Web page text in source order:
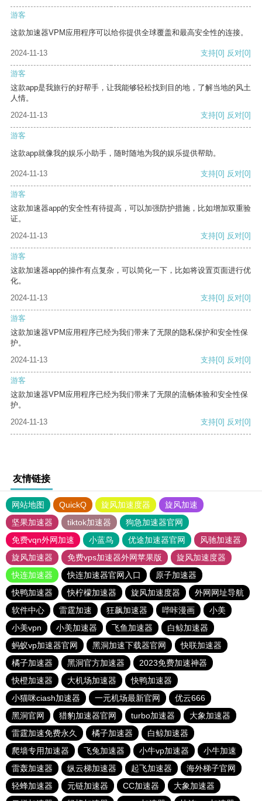
游客
这款加速器VPM应用程序可以给你提供全球覆盖和最高安全性的连接。
2024-11-13 支持[0] 反对[0]
游客
这款app是我旅行的好帮手，让我能够轻松找到目的地，了解当地的风土
人情。
2024-11-13
支持[0] 反对[0]
游客
这款app就像我的娱乐小助手，随时随地为我的娱乐提供帮助。
2024-11-13 支持[0] 反对[0]
游客
这款加速器app的安全性有待提高，可以加强防护措施，比如增加双重验
证。
2024-11-13
支持[0] 反对[0]
游客
这款加速器app的操作有点复杂，可以简化一下，比如将设置页面进行优
化。
2024-11-13
支持[0] 反对[0]
游客
这款加速器VPM应用程序已经为我们带来了无限的隐私保护和安全性保
护。
2024-11-13
支持[0] 反对[0]
游客
这款加速器VPM应用程序已经为我们带来了无限的流畅体验和安全性保
护。
2024-11-13
支持[0] 反对[0]
友情链接
网站地图 QuickQ 旋风加速度器
旋风加速
坚果加速器
tiktok加速器
狗急加速器官网
免费vqn外网加速
小蓝鸟 优途加速器官网
风驰加速器
旋风加速器
免费vps加速器外网苹果版
旋风加速度器
快连加速器
快连加速器官网入口
原子加速器
快鸭加速器
快柠檬加速器 旋风加速度器
外网网址导航
软件中心
雷霆加速 狂飙加速器 哔咔漫画
小美
小美vpn
小美加速器 飞鱼加速器
白鲸加速器
蚂蚁vp加速器官网
黑洞加速下载器官网
快联加速器
橘子加速器
黑洞官方加速器
2023免费加速神器
快橙加速器
大机场加速器
快鸭加速器
小猫咪ciash加速器
一元机场最新官网
优云666
黑洞官网
猎豹加速器官网 turbo加速器
大象加速器
雷霆加速免费永久
橘子加速器
白鲸加速器
爬墙专用加速器
飞兔加速器 小牛vp加速器
小牛加速
雷轰加速器
纵云梯加速器 起飞加速器
海外梯子官网
轻蜂加速器
元链加速器 CC加速器
大象加速器